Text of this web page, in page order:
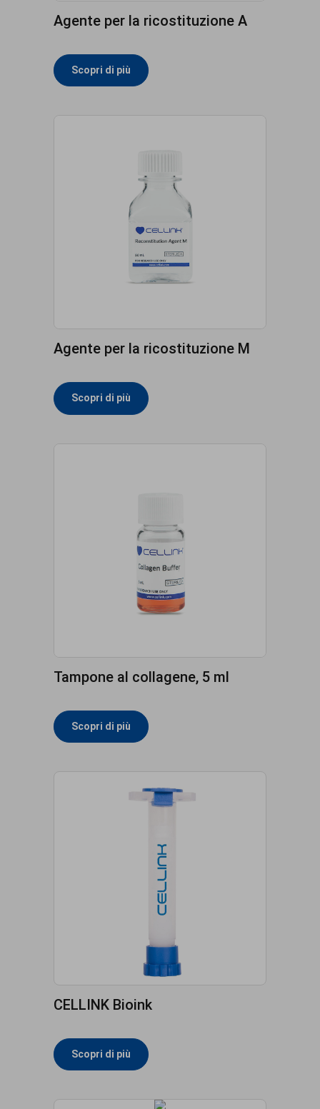
Agente per la ricostituzione A
Scopri di più
Agente per la ricostituzione M
Scopri di più
Tampone al collagene, 5 ml
Scopri di più
CELLINK Bioink
Scopri di più